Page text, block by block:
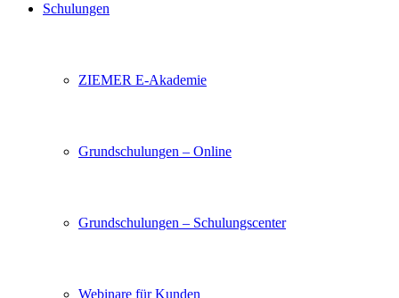
Schulungen
ZIEMER E-Akademie
Grundschulungen – Online
Grundschulungen – Schulungscenter
Webinare für Kunden